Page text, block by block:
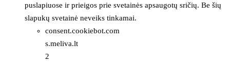
puslapiuose ir prieigos prie svetainės apsaugotų sričių. Be šių
slapukų svetainė neveiks tinkamai.
consent.cookiebot.com
s.meliva.lt
2